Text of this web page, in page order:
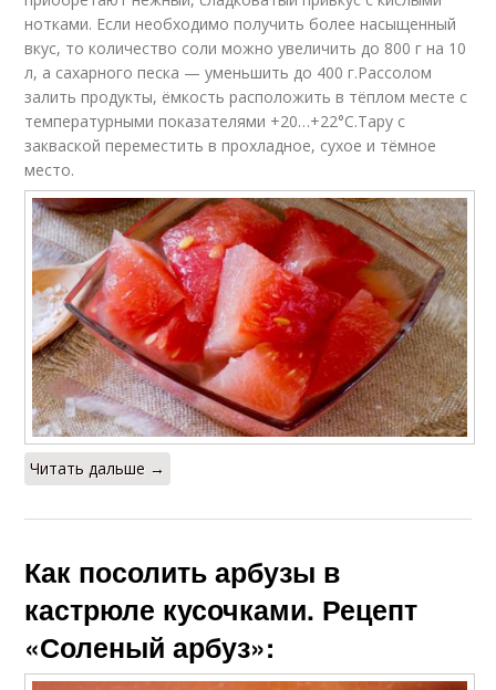
нотками. Если необходимо получить более насыщенный
вкус, то количество соли можно увеличить до 800 г на 10
л, а сахарного песка — уменьшить до 400 г.Рассолом
залить продукты, ёмкость расположить в тёплом месте с
температурными показателями +20…+22°С.Тару с
закваской переместить в прохладное, сухое и тёмное
место.
Читать дальше →
Как посолить арбузы в
кастрюле кусочками. Рецепт
«Соленый арбуз»: